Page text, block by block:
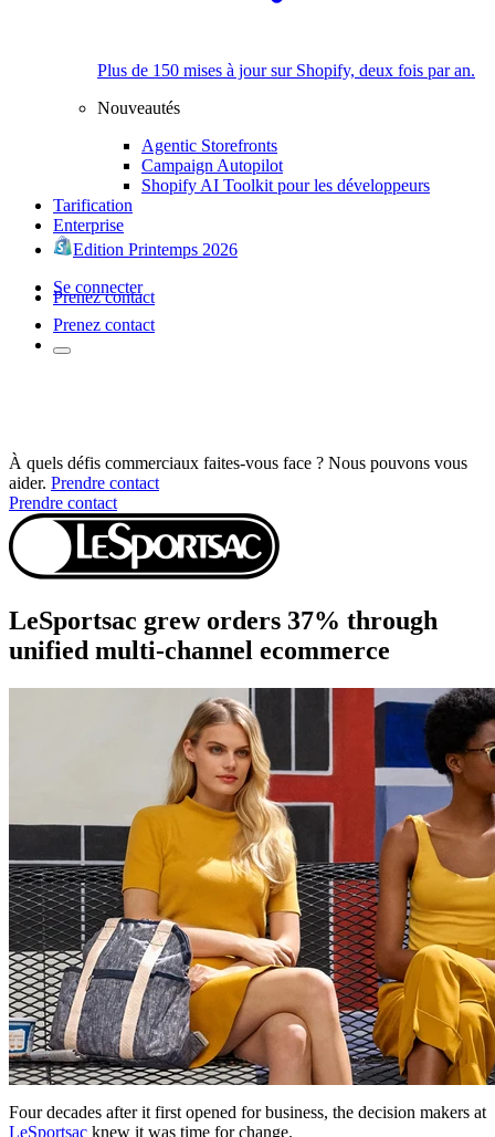
Plus de 150 mises à jour sur Shopify, deux fois par an.
Nouveautés
Agentic Storefronts
Campaign Autopilot
Shopify AI Toolkit pour les développeurs
Tarification
Enterprise
Edition Printemps 2026
Se connecter
Prenez contact
Prenez contact
À quels défis commerciaux faites-vous face ? Nous pouvons vous
aider. Prendre contact
Prendre contact
LeSportsac grew orders 37% through
unified multi-channel ecommerce
Four decades after it first opened for business, the decision makers at
LeSportsac knew it was time for change.